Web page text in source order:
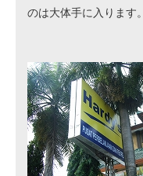
のは大体手に入ります。